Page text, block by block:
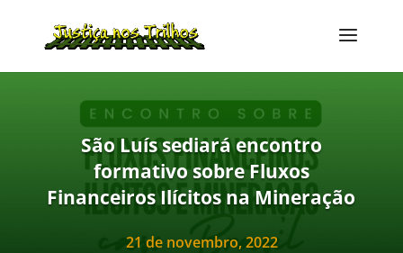
São Luís sediará encontro
formativo sobre Fluxos
Financeiros Ilícitos na Mineração
21 de novembro, 2022